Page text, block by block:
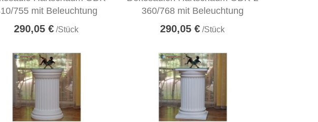
755 mit Beleuchtung
290,05 € /Stück
360/768 mit Beleuchtung
290,05 € /Stück